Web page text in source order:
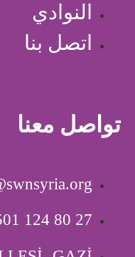
النوادي
اتصل بنا
تواصل معنا
124 80 27